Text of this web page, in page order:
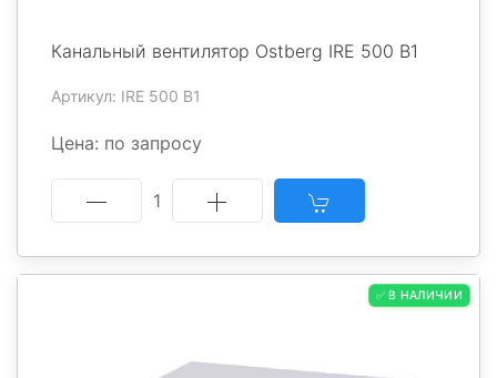
Канальный вентилятор Ostberg IRE 500 B1
Артикул: IRE 500 B1
Цена: по запросу
1
✅ В НАЛИЧИИ